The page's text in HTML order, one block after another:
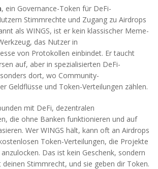
, ein Governance-Token für DeFi-
Stimmrechte und Zugang zu Airdrops
als WINGS, ist er kein klassischer Meme-
das Nutzer in
von Protokollen einbindet. Er taucht
auf, aber in spezialisierten DeFi-
dort, wo Community-
Geldflüsse und Token-Verteilungen zählen.
mit DeFi, dezentralen
die ohne Banken funktionieren und auf
. Wer WINGS hält, kann oft an Airdrops
Token-Verteilungen, die Projekte
Das ist kein Geschenk, sondern
deinen Stimmrecht, und sie geben dir Token.